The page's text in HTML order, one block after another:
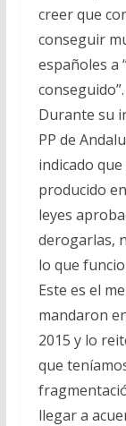
creer que
conseguir
españoles a
conseguido”.
Durante su
PP de
indicado
producido
leyes
derogarlas,
lo que
Este es el
mandaron
2015 y lo
que
llegar a